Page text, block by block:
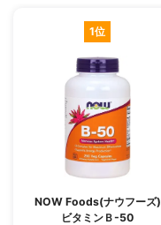
1位
NOW Foods(ナウフーズ)
ビタミンＢ-50